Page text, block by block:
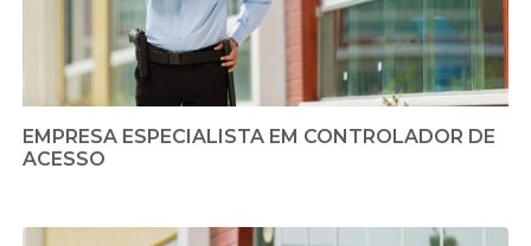
EMPRESA ESPECIALISTA EM CONTROLADOR DE
ACESSO